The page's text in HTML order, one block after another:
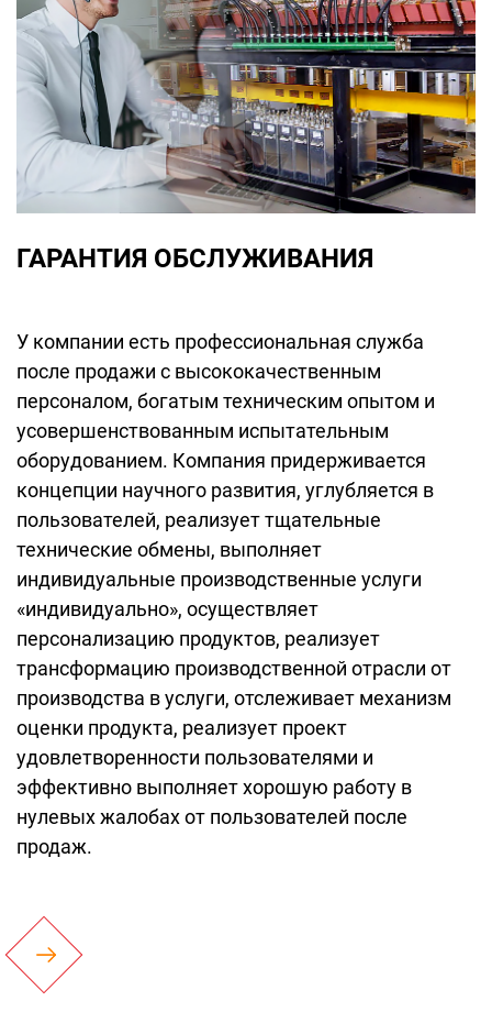
ГАРАНТИЯ ОБСЛУЖИВАНИЯ
У компании есть профессиональная служба
после продажи с высококачественным
персоналом, богатым техническим опытом и
усовершенствованным испытательным
оборудованием. Компания придерживается
концепции научного развития, углубляется в
пользователей, реализует тщательные
технические обмены, выполняет
индивидуальные производственные услуги
«индивидуально», осуществляет
персонализацию продуктов, реализует
трансформацию производственной отрасли от
производства в услуги, отслеживает механизм
оценки продукта, реализует проект
удовлетворенности пользователями и
эффективно выполняет хорошую работу в
нулевых жалобах от пользователей после
продаж.